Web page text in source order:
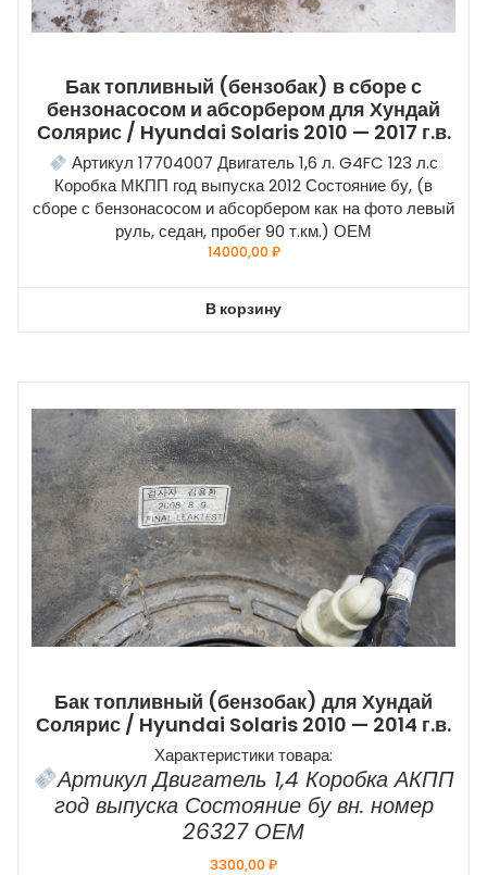
Бак топливный (бензобак) в сборе с
бензонасосом и абсорбером для Хундай
Солярис / Hyundai Solaris 2010 — 2017 г.в.
Артикул 17704007 Двигатель 1,6 л. G4FC 123 л.с
Коробка МКПП год выпуска 2012 Состояние бу, (в
сборе с бензонасосом и абсорбером как на фото левый
руль, седан, пробег 90 т.км.) ОЕМ
14000,00₽
В корзину
Бак топливный (бензобак) для Хундай
Солярис / Hyundai Solaris 2010 — 2014 г.в.
Характеристики товара:
Артикул Двигатель 1,4 Коробка АКПП
год выпуска Состояние бу вн. номер
26327 ОЕМ
3300,00₽